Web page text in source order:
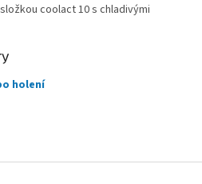
coolact 10 s chladivými
holení